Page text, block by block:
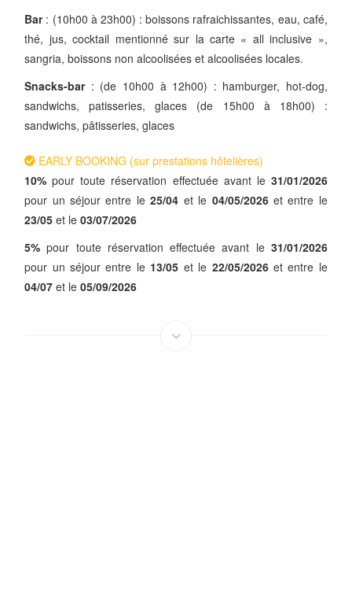
Bar: (10h00 à 23h00) : boissons rafraichissantes, eau, café,
thé, jus, cocktail mentionné sur la carte « all inclusive »,
sangria, boissons non alcoolisées et alcoolisées locales.
Snacks-bar: (de 10h00 à 12h00) : hamburger, hot-dog,
sandwichs, patisseries, glaces (de 15h00 à 18h00) :
sandwichs, pâtisseries, glaces
EARLY BOOKING (sur prestations hôtelières)
10% pour toute réservation effectuée avant le 31/01/2026
pour un séjour entre le25/04 et le 04/05/2026 et entre le
23/05 et le03/07/2026
5% pour toute réservation effectuée avant le 31/01/2026
pour un séjour entre le 13/05 et le 22/05/2026et entre le
04/07 et le05/09/2026